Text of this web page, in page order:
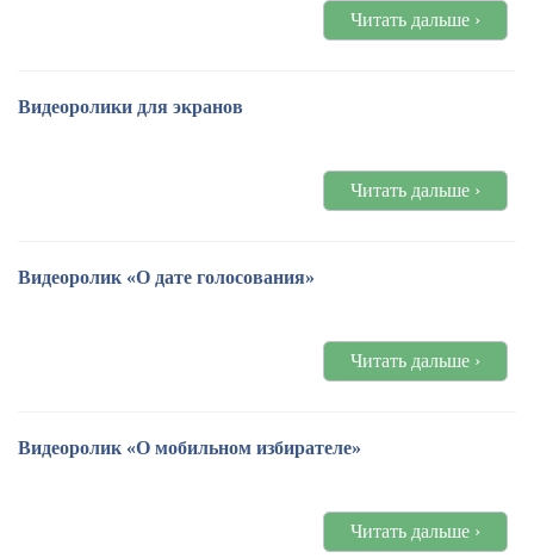
Читать дальше ›
Видеоролики для экранов
Читать дальше ›
Видеоролик «О дате голосования»
Читать дальше ›
Видеоролик «О мобильном избирателе»
Читать дальше ›